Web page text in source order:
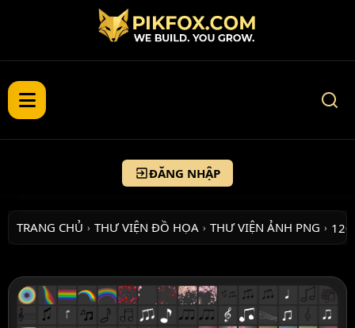
ĐĂNG NHẬP
TRANG CHỦ › THƯ VIỆN ĐỒ HỌA › THƯ VIỆN ẢNH PNG ›